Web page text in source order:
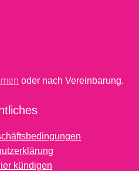
oder nach Vereinbarung.
kündigen